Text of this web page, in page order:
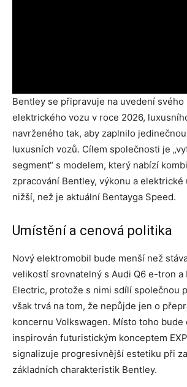
Bentley se připravuje na uvedení
elektrického vozu v roce 2026,
navrženého tak, aby zaplnilo
luxusních vozů. Cílem společnosti je
segment“ s modelem, který nabízí
zpracování Bentley, výkonu a elektrické
nižší, než je aktuální Bentayga Speed.
Umístění a cenová politika
Nový elektromobil bude menší než
velikostí srovnatelný s Audi Q6 e-tron a
Electric, protože s nimi sdílí společnou
však trvá na tom, že nepůjde jen o
koncernu Volkswagen. Místo toho bude
inspirován futuristickým konceptem
signalizuje progresivnější estetiku při
základních charakteristik Bentley.